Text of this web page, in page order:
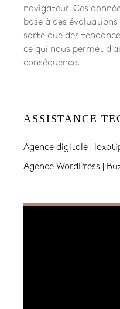
navigateur. Ces
base à des
sorte que des
ce qui nous permet
conséquence.
ASSISTANCE
Agence digitale |
Agence WordPress |